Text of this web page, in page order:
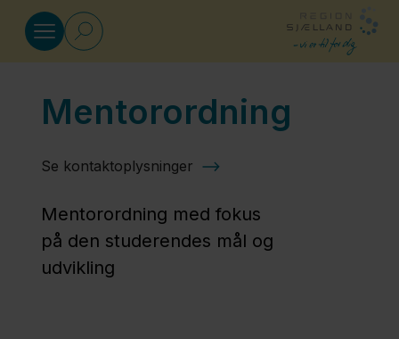
Medicinuddannelsen
Arrangementer
kandidater på
Region
Sjælland-
Mentorordning
Se kontaktoplysninger
Mentorordning med fokus
på den studerendes mål og
udvikling